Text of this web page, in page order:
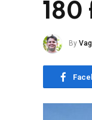
180
By